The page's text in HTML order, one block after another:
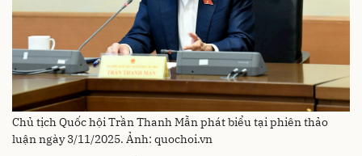
Chủ tịch Quốc hội Trần Thanh Mẫn phát biểu tại phiên thảo
luận ngày 3/11/2025. Ảnh: quochoi.vn